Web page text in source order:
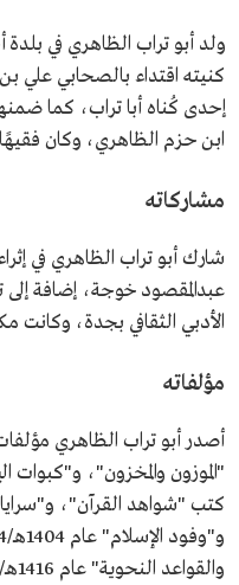
ولد أبو تراب الظاهري في بلدة
كنيته اقتداء بالصحابي علي
إحدى كُناه أبا تراب، كما
ابن حزم الظاهري، وكان
مشاركاته
شارك أبو تراب الظاهري في
عبدالمقصود خوجة، إضافة
الأدبي الثقافي بجدة، وكانت
مؤلفاته
أصدر أبو تراب الظاهري
كتب "شواهد القرآن"،
والقواعد النحوية" عام 1416هـ/1996م.